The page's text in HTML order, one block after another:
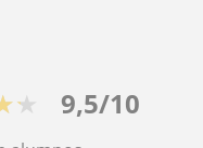
9,5/10